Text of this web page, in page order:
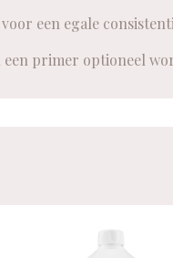
een egale
primer optioneel